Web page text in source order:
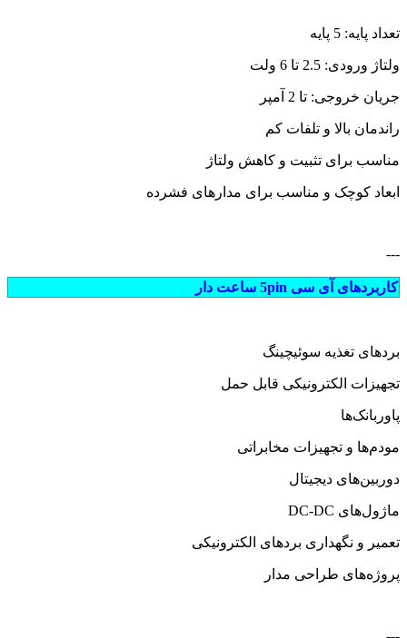
تعداد پایه: 5 پایه
ولتاژ ورودی: 2.5 تا 6 ولت
جریان خروجی: تا 2 آمپر
راندمان بالا و تلفات کم
مناسب برای تثبیت و کاهش ولتاژ
ابعاد کوچک و مناسب برای مدارهای فشرده
---
کاربردهای آی سی 5pin ساعت دار
بردهای تغذیه سوئیچینگ
تجهیزات الکترونیکی قابل حمل
پاوربانک‌ها
مودم‌ها و تجهیزات مخابراتی
دوربین‌های دیجیتال
ماژول‌های DC-DC
تعمیر و نگهداری بردهای الکترونیکی
پروژه‌های طراحی مدار